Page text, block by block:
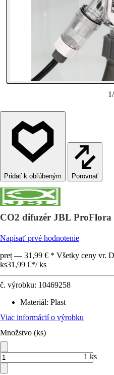
1/
Porovnať
CO2 difuzér JBL
Napísať prvé hodnotenie
preț — 31,99 € * Všetky ceny vr.
ks31,99 €*/ ks
č. výrobku: 10469258
Materiál: Plast
Viac informácií o výrobku
Množstvo (ks)
1 ks